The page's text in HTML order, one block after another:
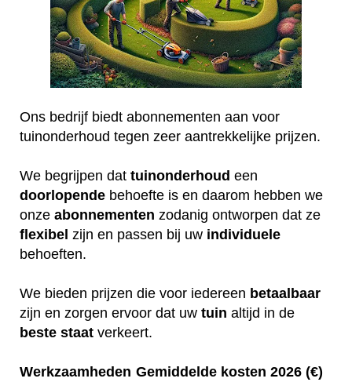
Ons bedrijf biedt abonnementen aan voor
tuinonderhoud tegen zeer aantrekkelijke prijzen.
We begrijpen dat tuinonderhoud een
doorlopende behoefte is en daarom hebben we
onze abonnementen zodanig ontworpen dat ze
flexibel zijn en passen bij uw individuele
behoeften.
We bieden prijzen die voor iedereen betaalbaar
zijn en zorgen ervoor dat uw tuin altijd in de
beste staat verkeert.
Werkzaamheden Gemiddelde kosten 2026 (€)